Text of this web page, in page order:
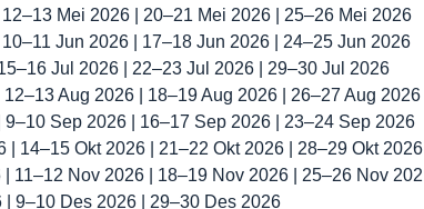
Mei 2026 | 20–21 Mei 2026 | 25–26 Mei 2026
Jun 2026 | 17–18 Jun 2026 | 24–25 Jun 2026
Jul 2026 | 22–23 Jul 2026 | 29–30 Jul 2026
Aug 2026 | 18–19 Aug 2026 | 26–27 Aug 2026
9–10 Sep 2026 | 16–17 Sep 2026 | 23–24 Sep 2026
| 14–15 Okt 2026 | 21–22 Okt 2026 | 28–29 Okt 2026
| 11–12 Nov 2026 | 18–19 Nov 2026 | 25–26 Nov 202
| 9–10 Des 2026 | 29–30 Des 2026